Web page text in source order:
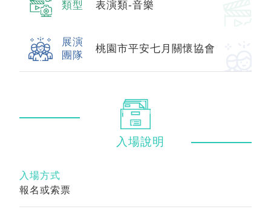
類型 表演類-音樂
展演
團隊
桃園市平安七月關懷協會
入場說明
入場方式
報名或索票